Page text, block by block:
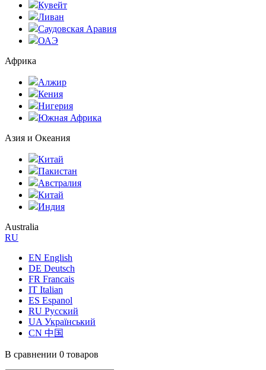
Кувейт
Ливан
Саудовская Аравия
ОАЭ
Африка
Алжир
Кения
Нигерия
Южная Африка
Азия и Океания
Китай
Пакистан
Австралия
Китай
Индия
Australia
RU
EN English
DE Deutsch
FR Francais
IT Italian
ES Espanol
RU Русский
UA Український
CN 中国
В сравнении 0 товаров